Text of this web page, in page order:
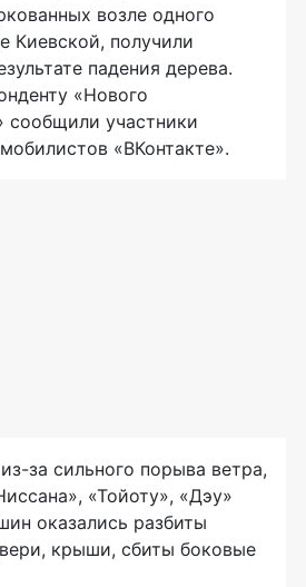
возле одного
Киевской, получили
падения дерева.
«Нового
сообщили участники
«ВКонтакте».
из-за сильного порыва ветра,
«Тойоту», «Дэу»
оказались разбиты
крыши, сбиты боковые